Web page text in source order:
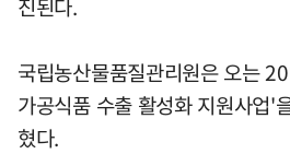
진된다.
국립농산물품질관리원은 오는
가공식품 수출 활성화 지원사업'
혔다.